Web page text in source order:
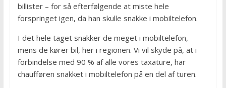
billister – for så efterfølgende at miste hele
forspringet igen, da han skulle snakke i mobiltelefon.
I det hele taget snakker de meget i mobiltelefon,
mens de kører bil, her i regionen. Vi vil skyde på, at i
forbindelse med 90 % af alle vores taxature, har
chaufføren snakket i mobiltelefon på en del af turen.